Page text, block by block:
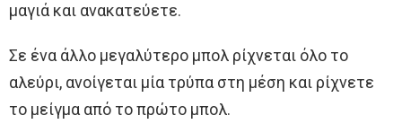
μαγιά και ανακατεύετε.
Σε ένα άλλο μεγαλύτερο μπολ ρίχνεται όλο το
αλεύρι, ανοίγεται μία τρύπα στη μέση και ρίχνετε
το μείγμα από το πρώτο μπολ.